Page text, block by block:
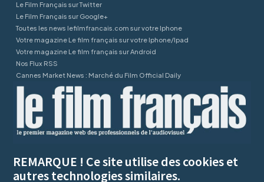
Le Film Français sur Twitter
Le Film Français sur Google+
Toutes les news lefilmfrancais.com sur votre Iphone
Votre magazine Le film français sur votre Iphone/Ipad
Votre magazine Le film français sur Android
Nos Flux RSS
Cannes Market News : Marché du Film Official Daily
REMARQUE ! Ce site utilise des cookies et
autres technologies similaires.